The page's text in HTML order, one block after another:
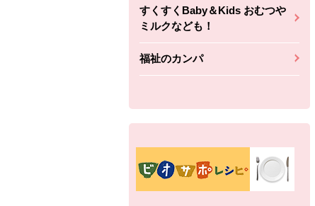
すくすくBaby＆Kids おむつや
ミルクなども！
福祉のカンパ